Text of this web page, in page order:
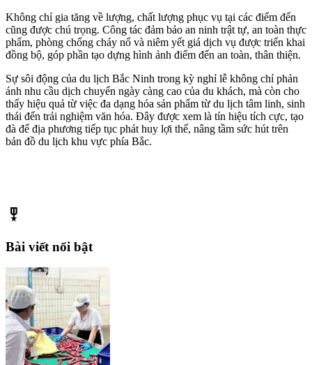
Không chỉ gia tăng về lượng, chất lượng phục vụ tại các điểm đến
cũng được chú trọng. Công tác đảm bảo an ninh trật tự, an toàn thực
phẩm, phòng chống cháy nổ và niêm yết giá dịch vụ được triển khai
đồng bộ, góp phần tạo dựng hình ảnh điểm đến an toàn, thân thiện.
Sự sôi động của du lịch Bắc Ninh trong kỳ nghỉ lễ không chỉ phản
ánh nhu cầu dịch chuyển ngày càng cao của du khách, mà còn cho
thấy hiệu quả từ việc đa dạng hóa sản phẩm từ du lịch tâm linh, sinh
thái đến trải nghiệm văn hóa. Đây được xem là tín hiệu tích cực, tạo
đà để địa phương tiếp tục phát huy lợi thế, nâng tầm sức hút trên
bản đồ du lịch khu vực phía Bắc.
military_tech
Bài viết nổi bật